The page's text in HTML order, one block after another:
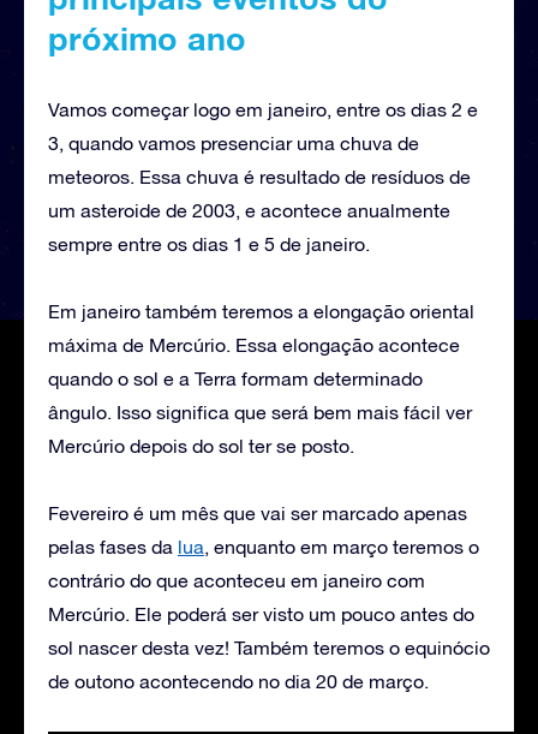
próximo ano
Vamos começar logo em janeiro, entre os dias 2 e
3, quando vamos presenciar uma chuva de
meteoros. Essa chuva é resultado de resíduos de
um asteroide de 2003, e acontece anualmente
sempre entre os dias 1 e 5 de janeiro.
Em janeiro também teremos a elongação oriental
máxima de Mercúrio. Essa elongação acontece
quando o sol e a Terra formam determinado
ângulo. Isso significa que será bem mais fácil ver
Mercúrio depois do sol ter se posto.
Fevereiro é um mês que vai ser marcado apenas
pelas fases da lua, enquanto em março teremos o
contrário do que aconteceu em janeiro com
Mercúrio. Ele poderá ser visto um pouco antes do
sol nascer desta vez! Também teremos o equinócio
de outono acontecendo no dia 20 de março.